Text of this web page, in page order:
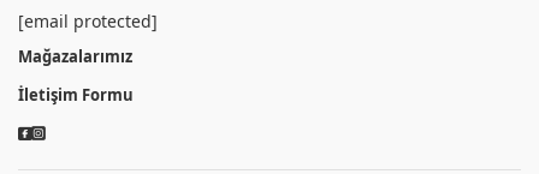
[email protected]
Mağazalarımız
İletişim Formu